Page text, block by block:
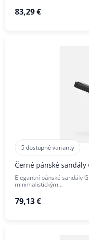
83,29 €
5 dostupné varianty
Černé pánské sandály
Elegantní pánské sandály
minimalistickým…
79,13 €